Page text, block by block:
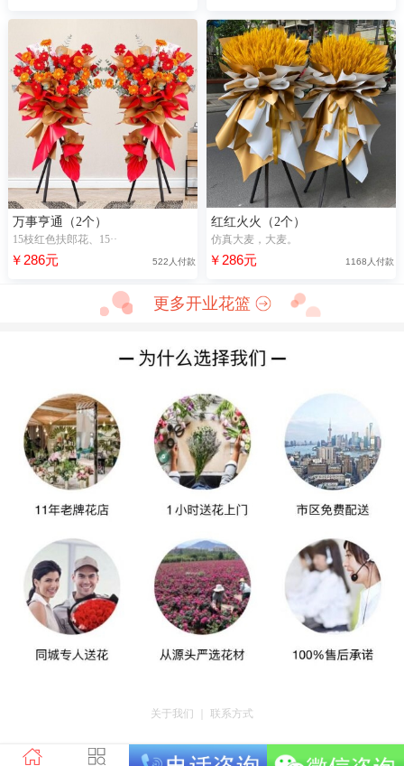
万事亨通（2个）
15枝红色扶郎花、15··
￥286元 522人付款
红红火火（2个）
仿真大麦，大麦。
￥286元 1168人付款
更多开业花篮
关于我们 联系方式
版权所有：荣昌区昌州街道爱神鲜花店 地址：重庆市荣昌区昌州街道迎宾大道
南段3号35幢4-20 电话：tel023-46761716